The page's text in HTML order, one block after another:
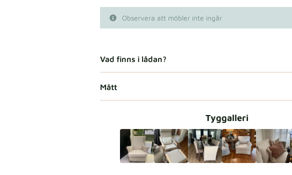
Observera att möbler inte ingår
Vad finns i lådan?
Mått
Tyg­galleri